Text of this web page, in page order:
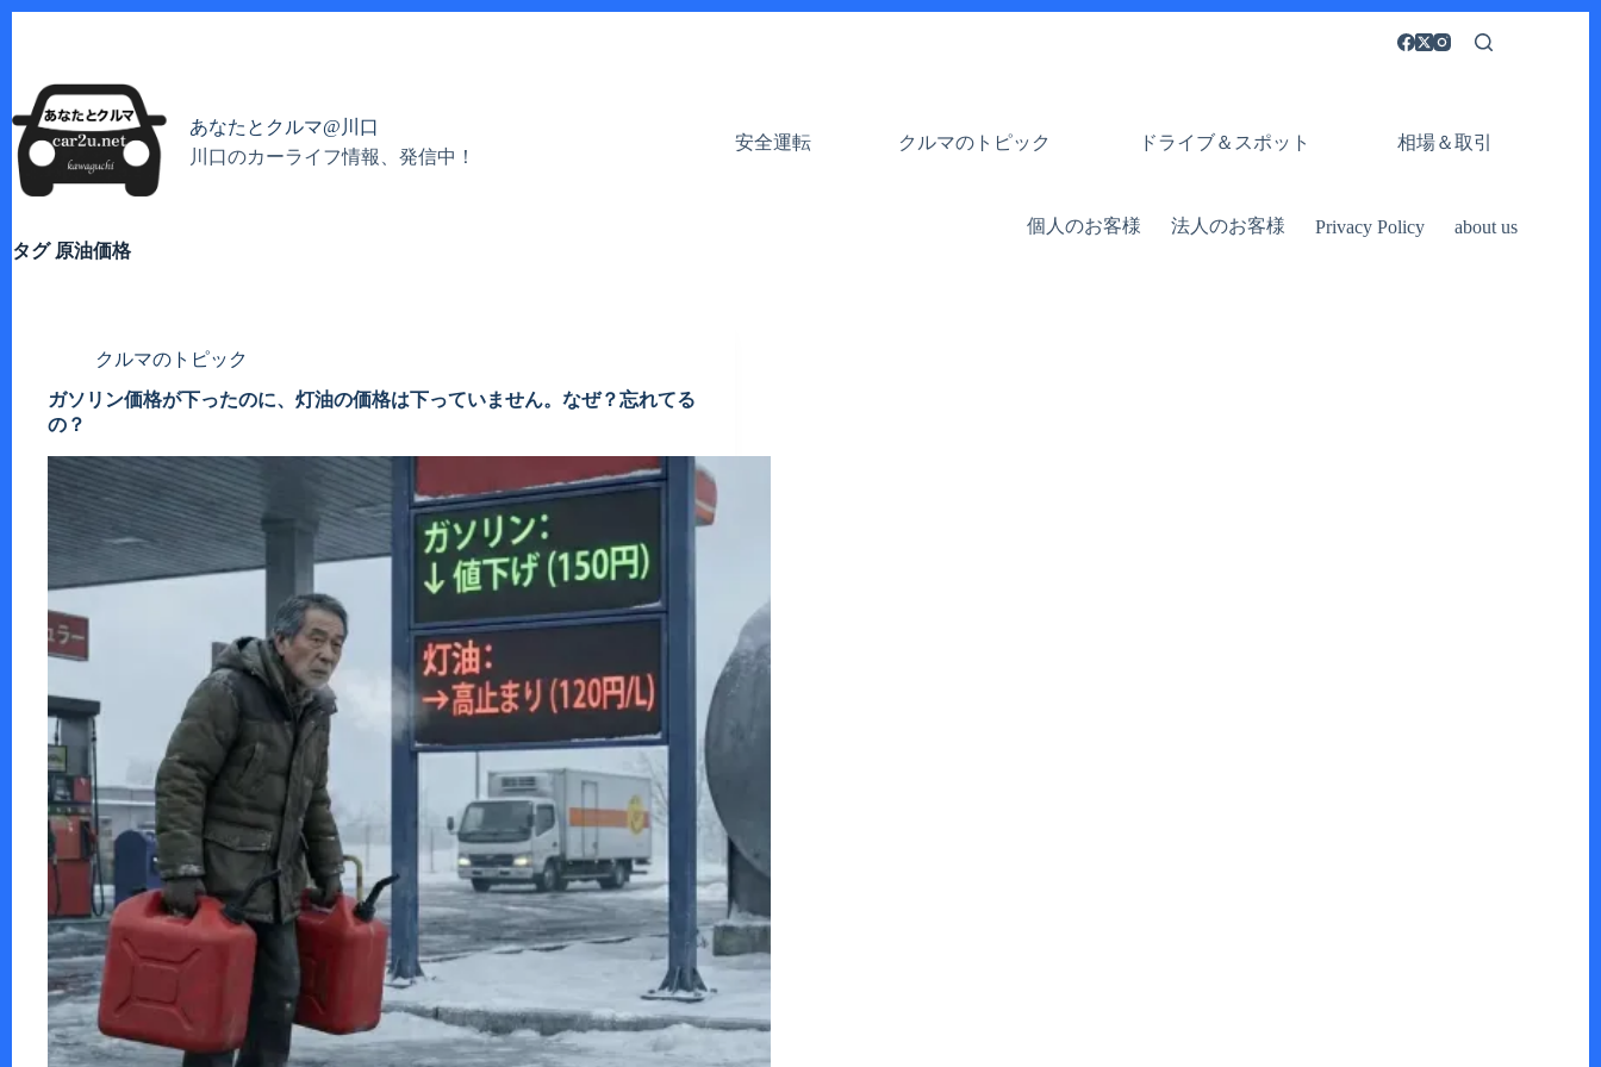
ツ
へ
ス
キ
プ
あなたとクルマ@川口
川口のカーライフ情報、発信中！
安全運転 クルマのトピック ドライブ＆スポット 相場＆取引
個人のお客様 法人のお客様 Privacy Policy
about us
タグ原油価格
クルマのトピック
ガソリン価格が下ったのに、灯油の価格は下っていません。なぜ？忘れてる
の？